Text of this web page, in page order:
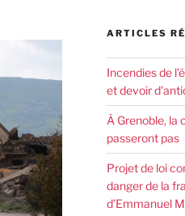
ARTICLES
Incendies de
et devoir
À Grenoble, la
passeront pas
Projet de loi
danger de la
d’Emmanuel